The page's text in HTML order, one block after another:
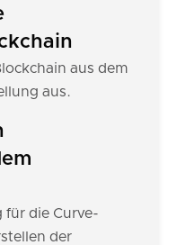
aus dem
aus.
für die Curve-
der